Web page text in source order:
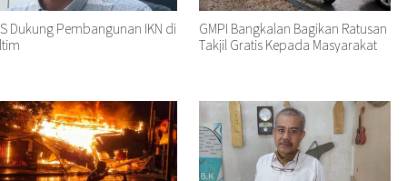
Dukung Pembangunan IKN di
GMPI Bangkalan Bagikan Ratusan
Takjil Gratis Kepada Masyarakat